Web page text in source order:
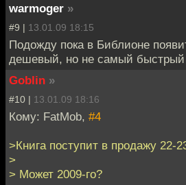
warmoger »
#9 | 13.01.09 18:15
Подожду пока в Библионе
дешевый, но не самый
Goblin »
#10 | 13.01.09 18:16
Кому: FatMob, #4
>Книга поступит в продажу 22-
>
> Может 2009-го?